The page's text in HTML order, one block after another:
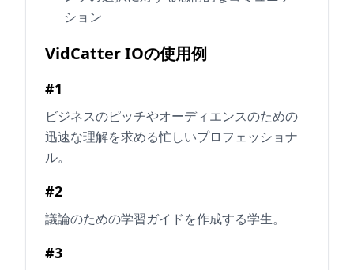
ション
VidCatter IOの使用例
#1
ビジネスのピッチやオーディエンスのための
迅速な理解を求める忙しいプロフェッショナ
ル。
#2
議論のための学習ガイドを作成する学生。
#3